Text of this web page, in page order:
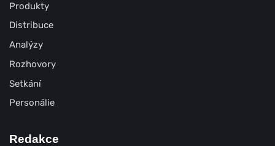
Produkty
Distribuce
Analýzy
Rozhovory
Setkání
Personálie
Redakce